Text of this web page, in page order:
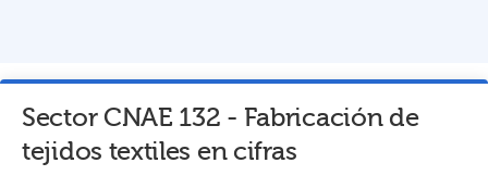
Sector CNAE 132 - Fabricación de
tejidos textiles en cifras